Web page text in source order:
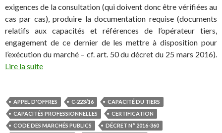
exigences de la consultation (qui doivent donc être vérifiées au
cas par cas), produire la documentation requise (documents
relatifs aux capacités et références de l’opérateur tiers,
engagement de ce dernier de les mettre à disposition pour
l’exécution du marché – cf. art. 50 du décret du 25 mars 2016).
Lire la suite
APPEL D'OFFRES C-223/16
CAPACITÉ DU TIERS
CAPACITÉS PROFESSIONNELLES
CERTIFICATION
CODE DES MARCHÉS PUBLICS
DÉCRET N° 2016-360